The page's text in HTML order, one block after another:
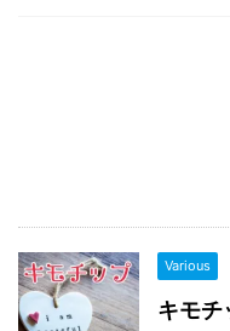
Various
キモチ